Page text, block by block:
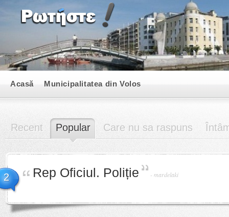
Acasă Municipalitatea din Volos
Recent Popular Care nu sa raspuns
2 Rep Oficiul. Poliție - mardelaki